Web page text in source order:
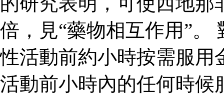
倍，見“藥物相互作用”。
性活動前約小時按需服用
活動前小時內的任何時候